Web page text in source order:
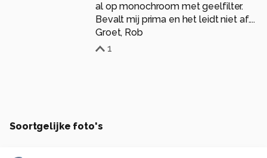
al op monochroom met geelfilter.
Bevalt mij prima en het leidt niet af....
Groet, Rob
1
Soortgelijke foto's